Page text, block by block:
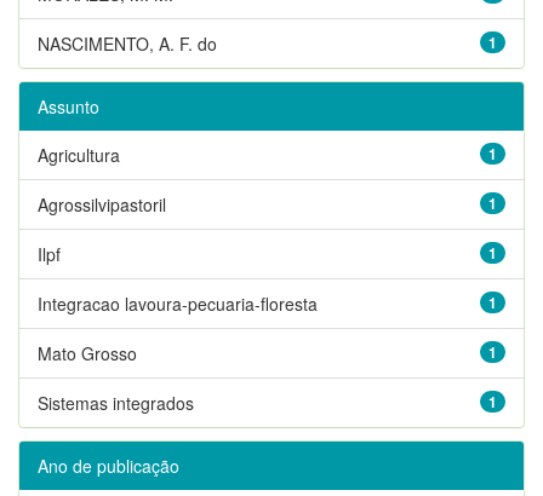
1
NASCIMENTO, A. F. do
Assunto
1
Agricultura
1
Agrossilvipastoril
1
Ilpf
1
Integracao lavoura-pecuaria-floresta
1
Mato Grosso
1
Sistemas integrados
Ano de publicação